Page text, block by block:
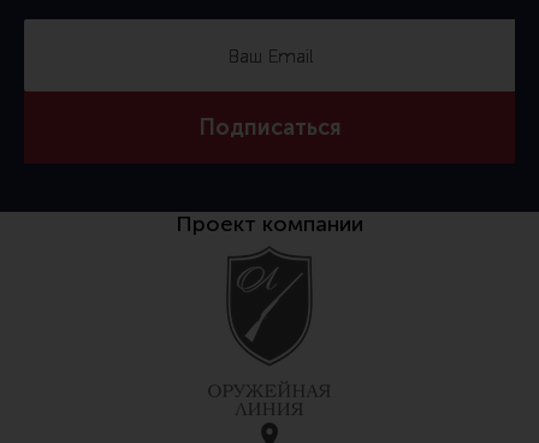
Подписаться
Проект компании